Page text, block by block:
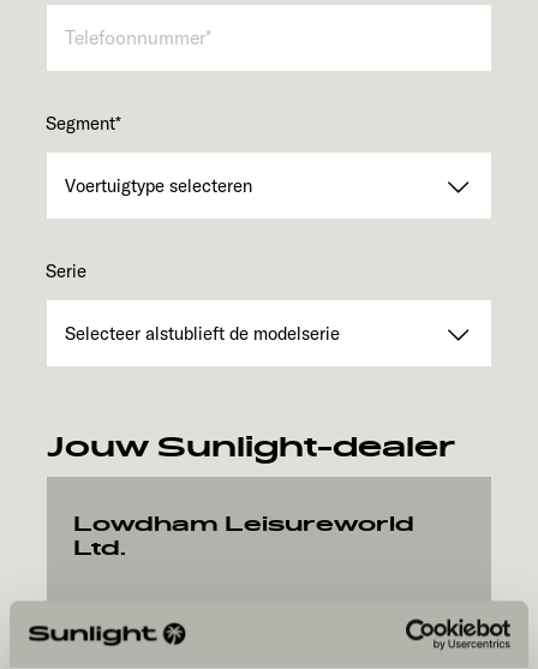
Segment*
Serie
Jouw Sunlight-dealer
Lowdham Leisureworld
Ltd.
NG14 7ES Gunthorpe Nottinghamshire